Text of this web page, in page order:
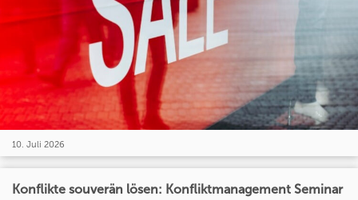
10. Juli 2026
Konflikte souverän lösen: Konfliktmanagement Seminar